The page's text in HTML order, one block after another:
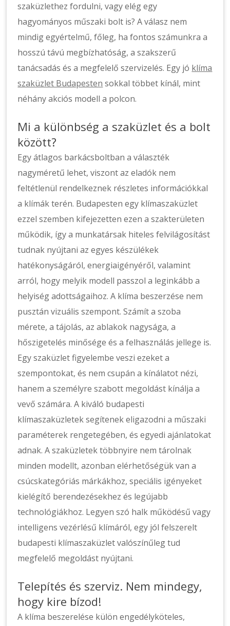
szaküzlethez fordulni, vagy elég egy
hagyományos műszaki bolt is? A válasz nem
mindig egyértelmű, főleg, ha fontos számunkra a
hosszú távú megbízhatóság, a szakszerű
tanácsadás és a megfelelő szervizelés. Egy jó klíma
szaküzlet Budapesten sokkal többet kínál, mint
néhány akciós modell a polcon.
Mi a különbség a szaküzlet és a bolt
között?
Egy átlagos barkácsboltban a választék
nagyméretű lehet, viszont az eladók nem
feltétlenül rendelkeznek részletes információkkal
a klímák terén. Budapesten egy klímaszaküzlet
ezzel szemben kifejezetten ezen a szakterületen
működik, így a munkatársak hiteles felvilágosítást
tudnak nyújtani az egyes készülékek
hatékonyságáról, energiaigényéről, valamint
arról, hogy melyik modell passzol a leginkább a
helyiség adottságaihoz. A klíma beszerzése nem
pusztán vizuális szempont. Számít a szoba
mérete, a tájolás, az ablakok nagysága, a
hőszigetelés minősége és a felhasználás jellege is.
Egy szaküzlet figyelembe veszi ezeket a
szempontokat, és nem csupán a kínálatot nézi,
hanem a személyre szabott megoldást kínálja a
vevő számára. A kiváló budapesti
klímaszaküzletek segítenek eligazodni a műszaki
paraméterek rengetegében, és egyedi ajánlatokat
adnak. A szaküzletek többnyire nem tárolnak
minden modellt, azonban elérhetőségük van a
csúcskategóriás márkákhoz, speciális igényeket
kielégítő berendezésekhez és legújabb
technológiákhoz. Legyen szó halk működésű vagy
intelligens vezérlésű klímáról, egy jól felszerelt
budapesti klímaszaküzlet valószínűleg tud
megfelelő megoldást nyújtani.
Telepítés és szerviz. Nem mindegy,
hogy kire bízod!
A klíma beszerelése külön engedélyköteles,